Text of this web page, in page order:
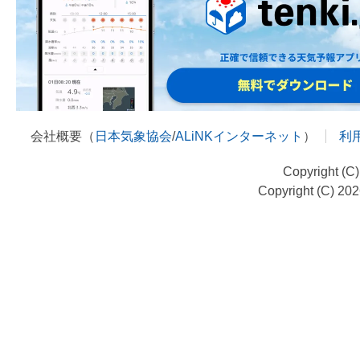
会社概要（ 日本気象協会/ALiNKインターネット ） 利
Copyright
Copyright (C)